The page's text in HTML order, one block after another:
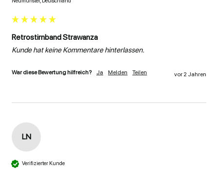
Retrostirnband Strawanza
Kunde hat keine Kommentare hinterlassen.
War diese Bewertung hilfreich? Ja Melden Teilen vor 2 Jahren
LN
Verifizierter Kunde